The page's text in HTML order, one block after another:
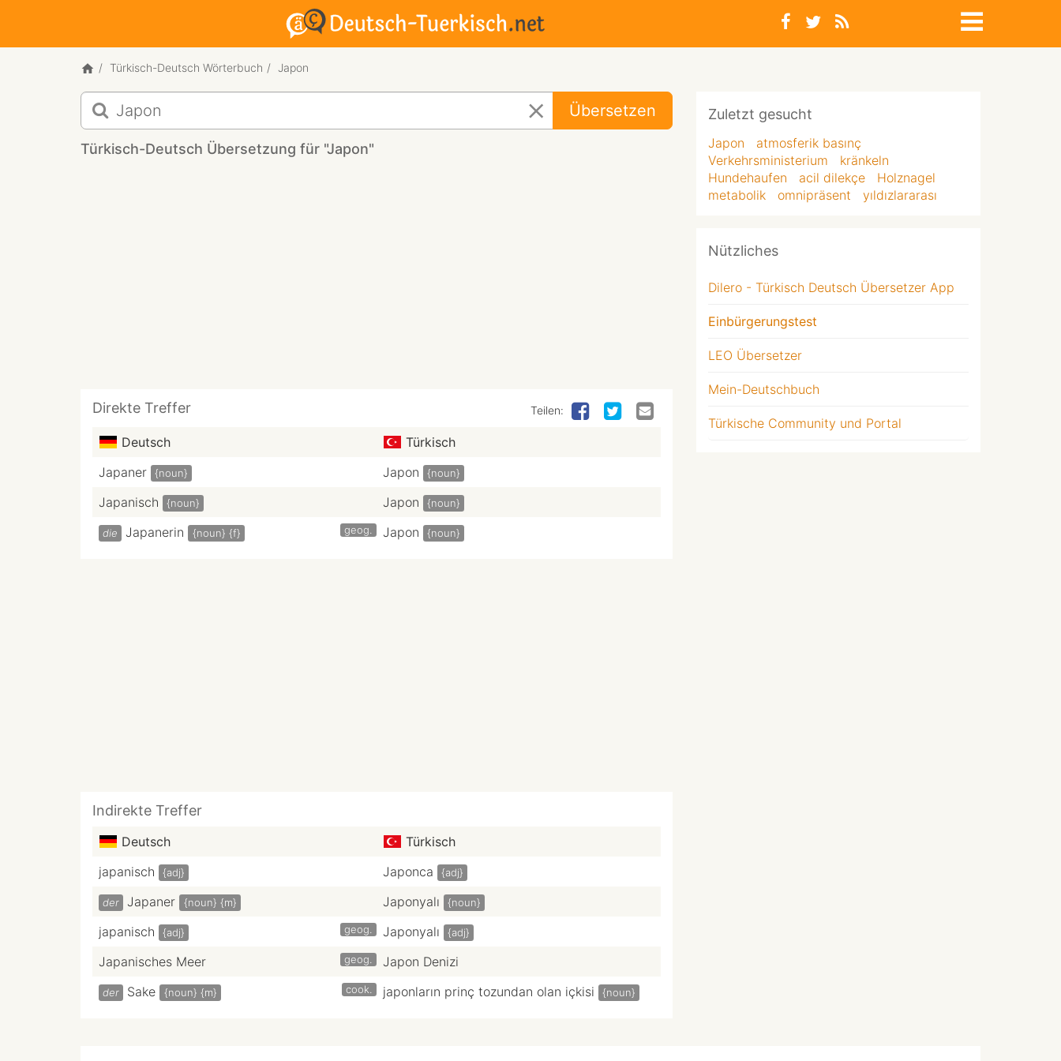
Türkisch-Deutsch Wörterbuch Japon
Türkisch-
Deutsch
Übersetzung
für
Übersetzen
Türkisch-Deutsch Übersetzung für "Japon"
Direkte Treffer Teilen:
Deutsch
Türkisch
Japaner
{noun} Japon {noun}
Japanisch {noun} Japon {noun}
die Japanerin {noun} {f} geog. Japon {noun}
Indirekte Treffer
Deutsch
Türkisch
japanisch
{adj} Japonca {adj}
der Japaner {noun} {m} Japonyalı {noun}
japanisch {adj} geog. Japonyalı {adj}
Japanisches Meer geog. Japon Denizi
der Sake {noun} {m} cook. japonların prinç tozundan olan içkisi {noun}
Zuletzt gesucht
Japon
atmosferik basınç
Verkehrsministerium
kränkeln
Hundehaufen
acil dilekçe
Holznagel
metabolik
omnipräsent yıldızlararası
Nützliches
Dilero - Türkisch Deutsch Übersetzer App
Einbürgerungstest
LEO Übersetzer
Mein-Deutschbuch
Türkische Community und Portal